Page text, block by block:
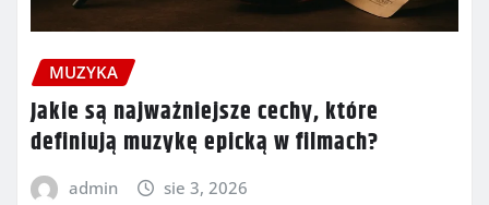
MUZYKA
Jakie są najważniejsze cechy, które
definiują muzykę epicką w filmach?
admin sie 3, 2026